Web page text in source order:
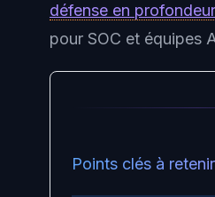
défense en profondeur
pour SOC et équipes
Points clés à retenir